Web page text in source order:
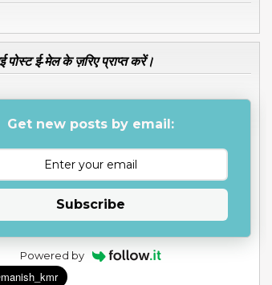
पोस्ट ई-मेल के ज़रिए प्राप्त करें।
Get new posts by email:
Subscribe
Powered by